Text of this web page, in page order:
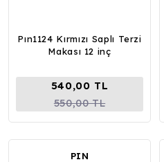
Pın1124 Kırmızı Saplı Terzi
Makası 12 inç
540,00 TL
550,00 TL
PIN